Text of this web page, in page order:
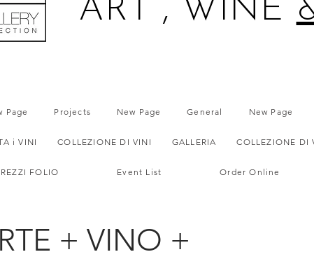
ART , WINE
Page Projects New Page General New Page
i VINI COLLEZIONE DI VINI GALLERIA COLLEZIONE DI
FOLIO Event List Order Online
+ VINO +